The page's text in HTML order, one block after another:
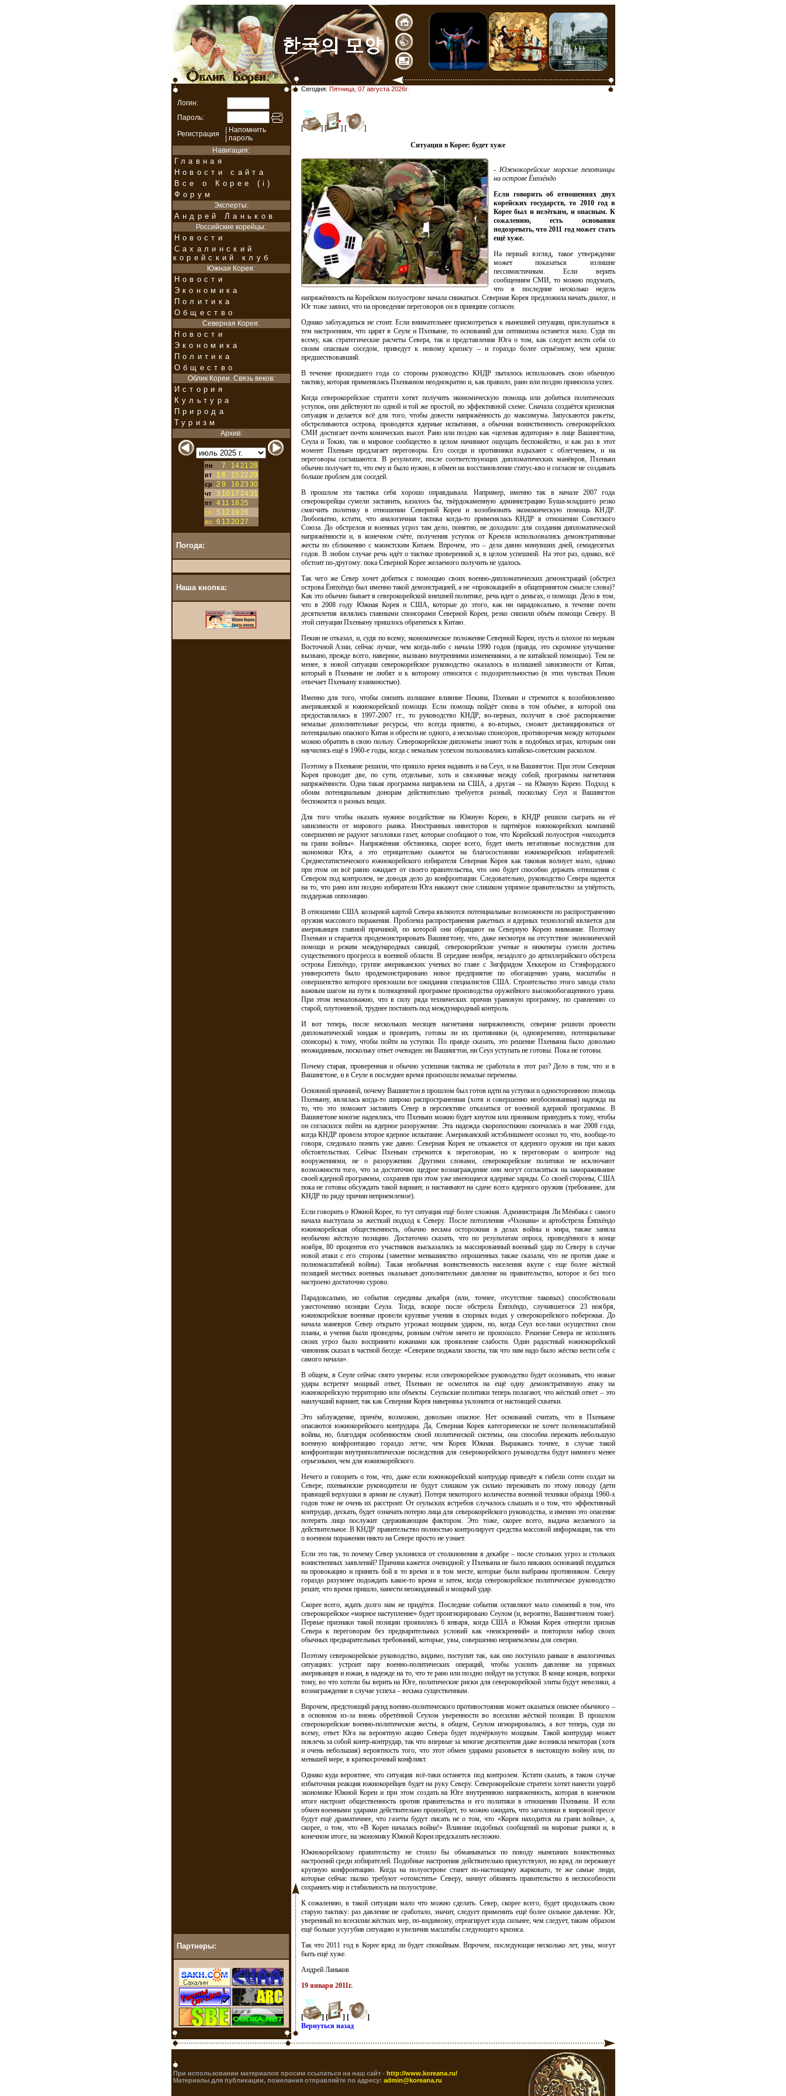
Логин:
Пароль:
Регистрация
Напомнить
| пароль
Навигация:
Главная
Новости сайта
Все о Корее (i)
Форум
Эксперты:
Андрей Ланьков
Российские корейцы:
Новости
Сахалинский
корейский клуб
Южная Корея:
Новости
Экономика
Политика
Общество
Северная Корея:
Новости
Экономика
Политика
Общество
Облик Кореи. Связь веков:
История
Культура
Природа
Туризм
Архив:
пн 7 1421 28
вт 1 8 15 22 29
ср 2 9 16 23 30
чт 3 10 17 2431
пт 4 11 18 25
сб 5 12 19 26
вс 6 13 2027
Погода:
Наша кнопка:
Сегодня: Пятница, 07 августа 2026г.
[ ] [ ] [ ]
Ситуация в Корее: будет хуже
- Южнокорейские морские пехотинцы
на острове Ёнпхёндо
Если говорить об отношениях двух
корейских государств, то 2010 год в
Корее был и нелёгким, и опасным. К
сожалению, есть основания
подозревать, что 2011 год может стать
ещё хуже.
На первый взгляд, такое утверждение
может показаться излишне
пессимистичным. Если верить
сообщениям СМИ, то можно подумать,
что в последние несколько недель
напряжённость на Корейском полуострове начала снижаться. Северная Корея предложила начать диалог, и
Юг тоже заявил, что на проведение переговоров он в принципе согласен.
Однако заблуждаться не стоит. Если внимательнее присмотреться к нынешней ситуации, прислушаться к
тем настроениям, что царят в Сеуле и Пхеньяне, то оснований для оптимизма останется мало. Судя по
всему, как стратегические расчеты Севера, так и представления Юга о том, как следует вести себя со
своим опасным соседом, приведут к новому кризису – и гораздо более серьёзному, чем кризис
предшествовавший.
В течение прошедшего года со стороны руководство КНДР пыталось использовать свою обычную
тактику, которая применялась Пхеньяном неоднократно и, как правило, рано или поздно приносила успех.
Когда северокорейские стратеги хотят получить экономическую помощь или добиться политических
уступок, они действуют по одной и той же простой, но эффективной схеме. Сначала создаётся кризисная
ситуация и делается всё для того, чтобы довести напряжённость до максимума. Запускаются ракеты,
обстреливаются острова, проводятся ядерные испытания, а обычная воинственность северокорейских
СМИ достигает почти комических высот. Рано или поздно как «целевая аудитория» в лице Вашингтона,
Сеула и Токио, так и мировое сообщество в целом начинают ощущать беспокойство, и как раз в этот
момент Пхеньян предлагает переговоры. Его соседи и противники вздыхают с облегчением, и на
переговоры соглашаются. В результате, после соответствующих дипломатических манёвров, Пхеньян
обычно получает то, что ему и было нужно, в обмен на восстановление статус-кво и согласие не создавать
больше проблем для соседей.
В прошлом эта тактика себя хорошо оправдывала. Например, именно так в начале 2007 года
северокорейцы сумели заставить, казалось бы, твёрдокаменную администрацию Буша-младшего резко
смягчить политику в отношении Северной Кореи и возобновить экономическую помощь КНДР.
Любопытно, кстати, что аналогичная тактика когда-то применялась КНДР в отношении Советского
Союза. До обстрелов и военных угроз там дело, понятно, не доходило: для создания дипломатической
напряжённости и, в конечном счёте, получения уступок от Кремля использовались демонстративные
жесты по сближению с маоистским Китаем. Впрочем, это – дела давно минувших дней, семидесятых
годов. В любом случае речь идёт о тактике проверенной и, в целом успешной. На этот раз, однако, всё
обстоит по-другому: пока Северной Корее желаемого получить не удалось.
Так чего же Север хочет добиться с помощью своих военно-дипломатических демонстраций (обстрел
острова Ёнпхёндо был именно такой демонстрацией, а не «провокацией» в общепринятом смысле слова)?
Как это обычно бывает в северокорейской внешней политике, речь идет о деньгах, о помощи. Дело в том,
что в 2008 году Южная Корея и США, которые до этого, как ни парадоксально, в течение почти
десятилетия являлись главными спонсорами Северной Кореи, резко снизили объём помощи Северу. В
этой ситуации Пхеньяну пришлось обратиться к Китаю.
Пекин не отказал, и, судя по всему, экономическое положение Северной Кореи, пусть и плохое по меркам
Восточной Азии, сейчас лучше, чем когда-либо с начала 1990 годов (правда, это скромное улучшение
вызвано, прежде всего, наверное, вызвано внутренними изменениями, а не китайской помощью). Тем не
менее, в новой ситуации северокорейское руководство оказалось в излишней зависимости от Китая,
который в Пхеньяне не любят и к которому относятся с подозрительностью (в этих чувствах Пекин
отвечает Пхеньяну взаимностью).
Именно для того, чтобы снизить излишнее влияние Пекина, Пхеньян и стремится к возобновлению
американской и южнокорейской помощи. Если помощь пойдёт снова в том объёме, в которой она
предоставлялась в 1997-2007 гг., то руководство КНДР, во-первых, получит в своё распоряжение
немалые дополнительные ресурсы, что всегда приятно, а во-вторых, сможет дистанцироваться от
потенциально опасного Китая и обрести не одного, а несколько спонсоров, противоречия между которыми
можно обратить в свою пользу. Северокорейские дипломаты знают толк в подобных играх, которым они
научились ещё в 1960-е годы, когда с немалым успехом пользовались китайско-советским расколом.
Поэтому в Пхеньяне решили, что пришло время надавить и на Сеул, и на Вашингтон. При этом Северная
Корея проводит две, по сути, отдельные, хоть и связанные между собой, программы нагнетания
напряжённости. Одна такая программа направлена на США, а другая – на Южную Корею. Подход к
обоим потенциальным донорам действительно требуется разный, поскольку Сеул и Вашингтон
беспокоятся о разных вещах.
Для того чтобы оказать нужное воздействие на Южную Корею, в КНДР решили сыграть на её
зависимости от мирового рынка. Иностранных инвесторов и партнёров южнокорейских компаний
совершенно не радуют заголовки газет, которые сообщают о том, что Корейский полуостров «находится
на грани войны». Напряжённая обстановка, скорее всего, будет иметь негативные последствия для
экономики Юга, а это отрицательно скажется на благосостоянии южнокорейских избирателей.
Среднестатистического южнокорейского избирателя Северная Корея как таковая волнует мало, однако
при этом он всё равно ожидает от своего правительства, что оно будет способно держать отношения с
Севером под контролем, не доводя дело до конфронтации. Следовательно, руководство Севера надеется
на то, что рано или поздно избиратели Юга накажут свое слишком упрямое правительство за упёртость,
поддержав оппозицию.
В отношении США козырной картой Севера являются потенциальные возможности по распространению
оружия массового поражения. Проблема распространения ракетных и ядерных технологий является для
американцев главной причиной, по которой они обращают на Северную Корею внимание. Поэтому
Пхеньян и старается продемонстрировать Вашингтону, что, даже несмотря на отсутствие экономической
помощи и режим международных санкций, северокорейские ученые и инженеры сумели достичь
существенного прогресса в военной области. В середине ноября, незадолго до артиллерийского обстрела
острова Ёнпхёндо, группе американских ученых во главе с Зигфридом Хеккером из Стэнфордского
университета было продемонстрировано новое предприятие по обогащению урана, масштабы и
совершенство которого превзошли все ожидания специалистов США. Строительство этого завода стало
важным шагом на пути к полноценной программе производства оружейного высокообогащенного урана.
При этом немаловажно, что в силу ряда технических причин урановую программу, по сравнению со
старой, плутониевой, труднее поставить под международный контроль.
И вот теперь, после нескольких месяцев нагнетания напряженности, северяне решили провести
дипломатический зондаж и проверить, готовы ли их противники (и, одновременно, потенциальные
спонсоры) к тому, чтобы пойти на уступки. По правде сказать, это решение Пхеньяна было довольно
неожиданным, поскольку ответ очевиден: ни Вашингтон, ни Сеул уступать не готовы. Пока не готовы.
Почему старая, проверенная и обычно успешная тактика не сработала в этот раз? Дело в том, что и в
Вашингтоне, и в Сеуле в последнее время произошли немалые перемены.
Основной причиной, почему Вашингтон в прошлом был готов идти на уступки и одностороннюю помощь
Пхеньяну, являлась когда-то широко распространенная (хотя и совершенно необоснованная) надежда на
то, что это поможет заставить Север в перспективе отказаться от военной ядерной программы. В
Вашингтоне многие надеялись, что Пхеньян можно будет кнутом или пряником принудить к тому, чтобы
он согласился пойти на ядерное разоружение. Эта надежда скоропостижно скончалась в мае 2008 года,
когда КНДР провела второе ядерное испытание. Американский истэблишмент осознал то, что, вообще-то
говоря, следовало понять уже давно: Северная Корея не откажется от ядерного оружия ни при каких
обстоятельствах. Сейчас Пхеньян стремится к переговорам, но к переговорам о контроле над
вооружениями, не о разоружении. Другими словами, северокорейские политики не исключают
возможности того, что за достаточно щедрое вознаграждение они могут согласиться на замораживание
своей ядерной программы, сохранив при этом уже имеющиеся ядерные заряды. Со своей стороны, США
пока не готовы обсуждать такой вариант, и настаивают на сдаче всего ядерного оружия (требование, для
КНДР по ряду причин неприемлемое).
Если говорить о Южной Корее, то тут ситуация ещё более сложная. Администрация Ли Мёнбака с самого
начала выступала за жесткий подход к Северу. После потопления «Чхонана» и артобстрела Ёнпхёндо
южнокорейская общественность, обычно весьма осторожная в делах войны и мира, также заняла
необычно жёсткую позицию. Достаточно сказать, что по результатам опроса, проведённого в конце
ноября, 80 процентов его участников высказались за массированный военный удар по Северу в случае
новой атаки с его стороны (заметное меньшинство опрошенных также сказали, что не против даже и
полномасштабной войны). Такая необычная воинственность населения вкупе с еще более жёсткой
позицией местных военных оказывает дополнительное давление на правительство, которое и без того
настроено достаточно сурово.
Парадоксально, но события середины декабря (или, точнее, отсутствие таковых) способствовали
ужесточению позиции Сеула. Тогда, вскоре после обстрела Ёнпхёндо, случившегося 23 ноября,
южнокорейские военные провели крупные учения в спорных водах у северокорейского побережья. До
начала маневров Север открыто угрожал мощным ударом, но, когда Сеул все-таки осуществил свои
планы, и учения были проведены, ровным счётом ничего не произошло. Решение Севера не исполнять
своих угроз было воспринято южанами как проявление слабости. Один радостный южнокорейский
чиновник сказал в частной беседе: «Северяне поджали хвосты, так что нам надо было жёстко вести себя с
самого начала».
В общем, в Сеуле сейчас свято уверены: если северокорейское руководство будет осознавать, что новые
удары встретят мощный ответ, Пхеньян не осмелится на ещё одну демонстративную атаку на
южнокорейскую территорию или объекты. Сеульские политики теперь полагают, что жёсткий ответ – это
наилучший вариант, так как Северная Корея наверняка уклонится от настоящей схватки.
Это заблуждение, причём, возможно, довольно опасное. Нет оснований считать, что в Пхеньяне
опасаются южнокорейского контрудара. Да, Северная Корея категорически не хочет полномасштабной
войны, но, благодаря особенностям своей политической системы, она способна пережить небольшую
военную конфронтацию гораздо легче, чем Корея Южная. Выражаясь точнее, в случае такой
конфронтации внутриполитические последствия для северокорейского руководства будут намного менее
серьезными, чем для южнокорейского.
Нечего и говорить о том, что, даже если южнокорейский контрудар приведёт к гибели сотен солдат на
Севере, пхеньянские руководители не будут слишком уж сильно переживать по этому поводу (дети
правящей верхушки в армии не служат). Потеря некоторого количества военной техники образца 1960-х
годов тоже не очень их расстроит. От сеульских ястребов случалось слышать и о том, что эффективный
контрудар, дескать, будет означать потерю лица для северокорейского руководства, и именно это опасение
потерять лицо послужит сдерживающим фактором. Это тоже, скорее всего, выдача желаемого за
действительное. В КНДР правительство полностью контролирует средства массовой информации, так что
о военном поражении никто на Севере просто не узнает.
Если это так, то почему Север уклонился от столкновения в декабре – после стольких угроз и стольких
воинственных заявлений? Причина кажется очевидной: у Пхеньяна не было никаких оснований поддаться
на провокацию и принять бой в то время и в том месте, которые были выбраны противником. Северу
гораздо разумнее подождать какое-то время и затем, когда северокорейское политическое руководство
решит, что время пришло, нанести неожиданный и мощный удар.
Скорее всего, ждать долго нам не придётся. Последние события оставляют мало сомнений в том, что
северокорейское «мирное наступление» будет проигнорировано Сеулом (и, вероятно, Вашингтоном тоже).
Первые признаки такой позиции проявились 6 января, когда США и Южная Корея отвергли призыв
Севера к переговорам без предварительных условий как «неискренний» и повторили набор своих
обычных предварительных требований, которые, увы, совершенно неприемлемы для северян.
Поэтому северокорейское руководство, видимо, поступит так, как оно поступало раньше в аналогичных
ситуациях: устроит пару военно-политических операций, чтобы усилить давление на упрямых
американцев и южан, в надежде на то, что те рано или поздно пойдут на уступки. В конце концов, вопреки
тому, во что хотели бы верить на Юге, политические риски для северокорейской элиты будут невелики, а
вознаграждение в случае успеха – весьма существенным.
Впрочем, предстоящий раунд военно-политического противостояния может оказаться опаснее обычного –
в основном из-за вновь обретённой Сеулом уверенности во всесилии жёсткой позиции. В прошлом
северокорейские военно-политические жесты, в общем, Сеулом игнорировались, а вот теперь, судя по
всему, ответ Юга на вероятную акцию Севера будет подчёркнуто мощным. Такой контрудар может
повлечь за собой контр-контрудар, так что впервые за многие десятилетия даже возникла некоторая (хотя
и очень небольшая) вероятность того, что этот обмен ударами разовьется в настоящую войну или, по
меньшей мере, в краткосрочный конфликт.
Однако куда вероятнее, что ситуация всё-таки останется под контролем. Кстати сказать, в таком случае
избыточная реакция южнокорейцев будет на руку Северу. Северокорейские стратеги хотят нанести ущерб
экономике Южной Кореи и при этом создать на Юге внутреннюю напряженность, которая в конечном
итоге настроит общественность против правительства и его политики в отношении Пхеньяна. И если
обмен военными ударами действительно произойдет, то можно ожидать, что заголовки в мировой прессе
будут ещё драматичнее, что газеты будут писать не о том, что «Корея находится на грани войны», а,
скорее, о том, что «В Корее началась война!» Влияние подобных сообщений на мировые рынки и, в
конечном итоге, на экономику Южной Кореи предсказать несложно.
Южнокорейскому правительству не стоило бы обманываться по поводу нынешних воинственных
настроений среди избирателей. Подобные настроения действительно присутствуют, но вряд ли переживут
крупную конфронтацию. Когда на полуострове станет по-настоящему жарковато, те же самые люди,
которые сейчас пылко требуют «отомстить» Северу, начнут обвинять правительство в неспособности
сохранить мир и стабильность на полуострове.
К сожалению, в такой ситуации мало что можно сделать. Север, скорее всего, будет продолжать свою
старую тактику: раз давление не сработало, значит, следует применить ещё более сильное давление. Юг,
уверенный во всесилии жёстких мер, по-видимому, отреагирует куда сильнее, чем следует, таким образом
ещё больше усугубив ситуацию и увеличив масштабы следующего кризиса.
Так что 2011 год в Корее вряд ли будет спокойным. Впрочем, последующие несколько лет, увы, могут
быть ещё хуже.
Андрей Ланьков
19 января 2011г.
[ ] [ ] [
]
Вернуться назад
Партнеры:
При использовании материалов просим ссылаться на наш сайт - http://www.koreana.ru/
Материалы для публикации, пожелания отправляйте по адресу: admin@koreana.ru